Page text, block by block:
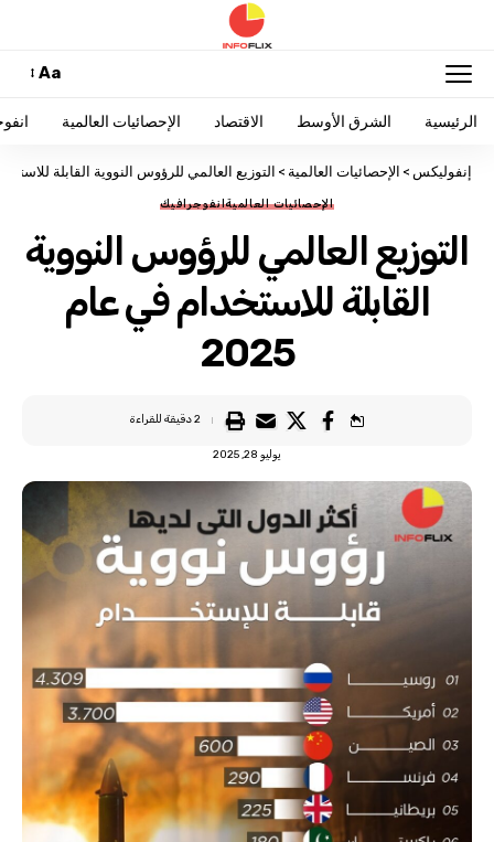
Aa
الرئيسية الشرق الأوسط الاقتصاد الإحصائيات العالمية
إنفوليكس > الإحصائيات العالمية > التوزيع العالمي للرؤوس النووية القابلة
الإحصائيات العالميةانفوجرافيك
التوزيع العالمي للرؤوس النووية
القابلة للاستخدام في عام
2025
يوليو 28, 2025
2 دقيقة للقراءة